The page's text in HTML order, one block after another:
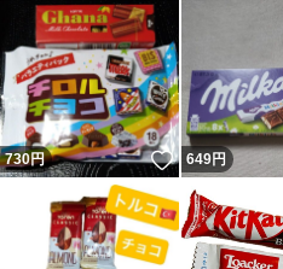
730円 いいね！
649円